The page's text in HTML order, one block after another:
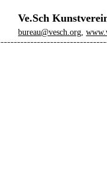
Ve.Sch
bureau@vesch.org,